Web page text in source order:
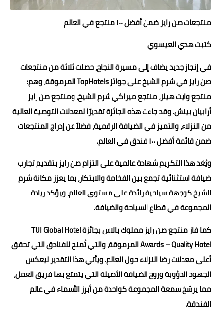
منتجعات صن رايز ضمن أفضل ١٠٠ منتجع في العالم
كتبت هدي العيسوي
في إنجاز جديد يضاف إلى مسيرة النجاح، حصلت ثلاثة من منتجعات
صن رايز في شرم الشيخ على جوائز TopHotels المرموقة، وهم:
منتجع وايت هيلز، منتجع ميراكي شرم الشيخ، ومنتجع صن رايز
أرابيان بيتش. وقد جاءت هذه الجائزة تقديرًا لمعدلات التوصية العالية
من النزلاء، والتميز في الضيافة الرقمية، فضلاً عن إدراج المنتجعات
ضمن قائمة أفضل ١٠٠ فندق في العالم.
ويُعَد هذا التكريم شهادة عالمية على التزام صن رايز بتقديم تجارب
ضيافة استثنائية تجمع بين الفخامة والابتكار، بما يعزز مكانة شرم
الشيخ كوجهة سياحية رائدة على مستوى العالم، ويؤكد ريادة
المجموعة في قطاع السياحة والضيافة.
كما فاز منتجع صن رايز مملوك بالاس بجائزة TUI Global Hotel
Awards – Quality Hotel المرموقة، والتي تُمنح للفنادق التي تحقق
أعلى معدلات رضا النزلاء حول العالم. ويأتي هذا التقدير ليعكس
الجهود الدؤوبة وروح الضيافة الأصيلة التي يتمتع بها فريق العمل،
مما يرسّخ سمعة المجموعة كواحدة من أبرز الأسماء في عالم
الفندقة.